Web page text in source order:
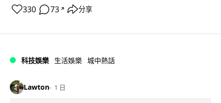
330 73 ↗ 分享
科技娛樂 生活娛樂 城中熱話
Lawton 1 日